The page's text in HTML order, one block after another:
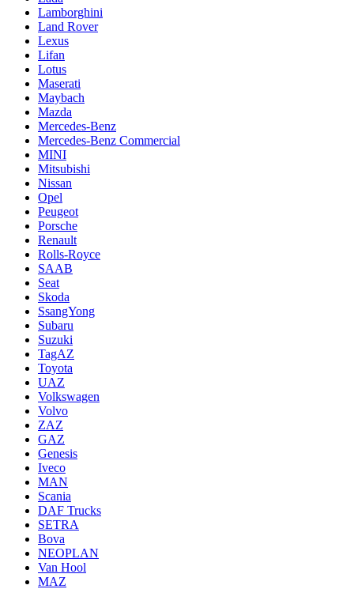
Lamborghini
Land Rover
Lexus
Lifan
Lotus
Maserati
Maybach
Mazda
Mercedes-Benz
Mercedes-Benz Commercial
MINI
Mitsubishi
Nissan
Opel
Peugeot
Porsche
Renault
Rolls-Royce
SAAB
Seat
Skoda
SsangYong
Subaru
Suzuki
TagAZ
Toyota
UAZ
Volkswagen
Volvo
ZAZ
GAZ
Genesis
Iveco
MAN
Scania
DAF Trucks
SETRA
Bova
NEOPLAN
Van Hool
MAZ